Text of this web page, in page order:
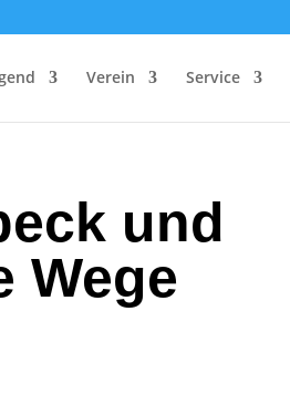
Verein Service
und
Wege